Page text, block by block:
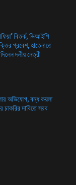
বিতর্ক, ভিআইপি
প্রবেশ, হাতেনাতে
দলীয় নেত্রী
অভিযোগ, বন্ধ কয়লা
চাকরির দাবিতে সরব